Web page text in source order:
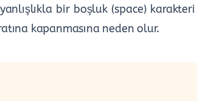
bir boşluk (space)
kapanmasına neden olur.